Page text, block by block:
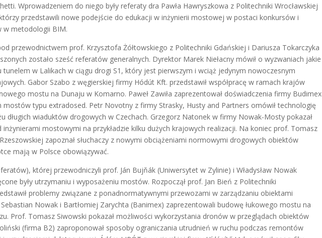
Wprowadzeniem do niego były referaty dra Pawła Hawryszkowa z Politechniki Wrocławskiej
przedstawili nowe podejście do edukacji w inżynierii mostowej w postaci konkursów i
w metodologii BIM.
przewodnictwem prof. Krzysztofa Żółtowskiego z Politechniki Gdańskiej i Dariusza Tokarczyka
zostało sześć referatów generalnych. Dyrektor Marek Niełacny mówił o wyzwaniach jakie
tunelem w Lalikach w ciągu drogi S1, który jest pierwszym i wciąż jedynym nowoczesnym
Gabor Szabo z węgierskiej firmy Hódút Kft. przedstawił współpracę w ramach krajów
mostu na Dunaju w Komarno. Paweł Zawiła zaprezentował doświadczenia firmy Budimex
mostów typu extradosed. Petr Novotny z firmy Strasky, Husty and Partners omówił technologię
długich wiaduktów drogowych w Czechach. Grzegorz Natonek w firmy Nowak-Mosty pokazał
mostowymi na przykładzie kilku dużych krajowych realizacji. Na koniec prof. Tomasz
zapoznał słuchaczy z nowymi obciążeniami normowymi drogowych obiektów
mają w Polsce obowiązywać.
której przewodniczyli prof. Ján Bujňák (Uniwersytet w Zylinie) i Władysław Nowak
były utrzymaniu i wyposażeniu mostów. Rozpoczął prof. Jan Bień z Politechniki
problemy związane z ponadnormatywnymi przewozami w zarządzaniu obiektami
Nowak i Bartłomiej Zarychta (Banimex) zaprezentowali budowę łukowego mostu na
Prof. Tomasz Siwowski pokazał możliwości wykorzystania dronów w przeglądach obiektów
(firma B2) zaproponował sposoby ograniczania utrudnień w ruchu podczas remontów